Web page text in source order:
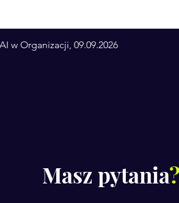
w Organizacji, 09.09.2026
Masz pytania